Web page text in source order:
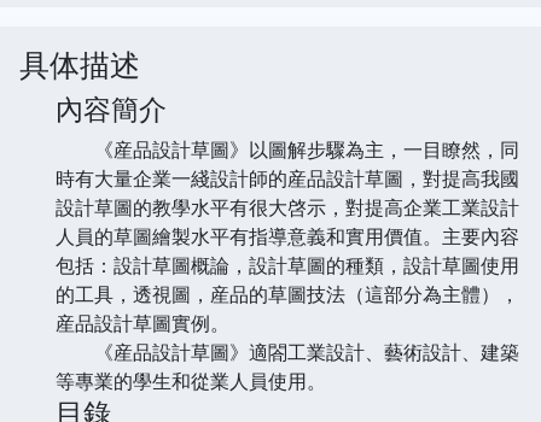
具体描述
內容簡介
《産品設計草圖》以圖解步驟為主，一目瞭然，同
時有大量企業一綫設計師的産品設計草圖，對提高我國
設計草圖的教學水平有很大啓示，對提高企業工業設計
人員的草圖繪製水平有指導意義和實用價值。主要內容
包括：設計草圖概論，設計草圖的種類，設計草圖使用
的工具，透視圖，産品的草圖技法（這部分為主體），
産品設計草圖實例。
《産品設計草圖》適閤工業設計、藝術設計、建築
等專業的學生和從業人員使用。
目錄